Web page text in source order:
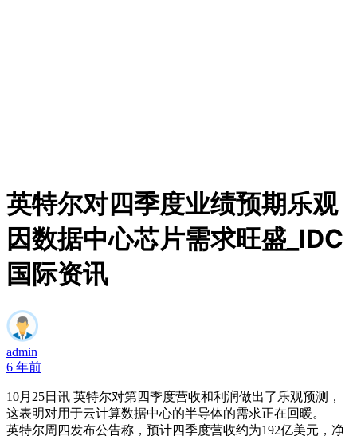
英特尔对四季度业绩预期乐观
因数据中心芯片需求旺盛_IDC
国际资讯
admin
6 年前
10月25日讯 英特尔对第四季度营收和利润做出了乐观预测，
这表明对用于云计算数据中心的半导体的需求正在回暖。
英特尔周四发布公告称，预计四季度营收约为192亿美元，净